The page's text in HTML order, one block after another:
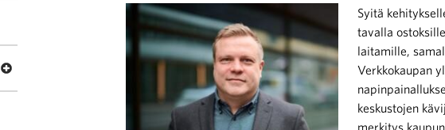
Syitä
tavalla
laitamille,
Verkkokaupan
keskustojen
merkitys
Avaa valikko Häiriötilanteisiin varautuminen